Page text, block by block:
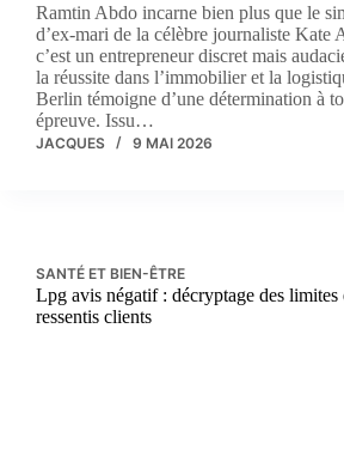
Ramtin Abdo incarne bien plus que le
d’ex-mari de la célèbre journaliste Kate
c’est un entrepreneur discret mais
la réussite dans l’immobilier et la
Berlin témoigne d’une détermination à
épreuve. Issu…
JACQUES 9 MAI 2026
SANTÉ ET BIEN-ÊTRE
Lpg avis négatif : décryptage des limites
ressentis clients